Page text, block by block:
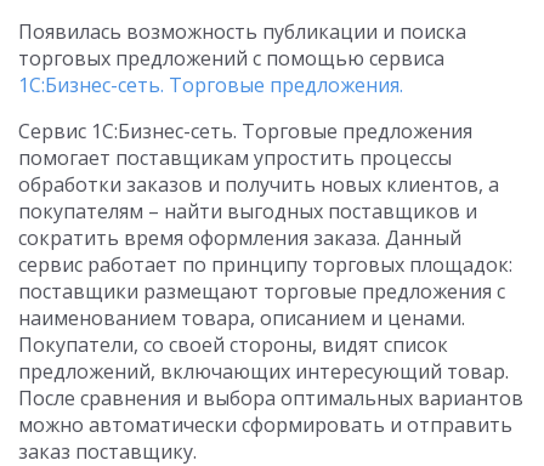
Появилась возможность публикации и поиска
торговых предложений с помощью сервиса
1С:Бизнес-сеть. Торговые предложения.
Сервис 1С:Бизнес-сеть. Торговые предложения
помогает поставщикам упростить процессы
обработки заказов и получить новых клиентов, а
покупателям – найти выгодных поставщиков и
сократить время оформления заказа. Данный
сервис работает по принципу торговых площадок:
поставщики размещают торговые предложения с
наименованием товара, описанием и ценами.
Покупатели, со своей стороны, видят список
предложений, включающих интересующий товар.
После сравнения и выбора оптимальных вариантов
можно автоматически сформировать и отправить
заказ поставщику.